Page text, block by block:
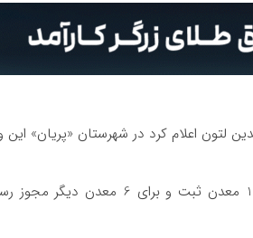
لتون اعلام کرد در شهرستان «پریان» این
سخنگوی ولایت پنجشیر گفت که از این میان 100